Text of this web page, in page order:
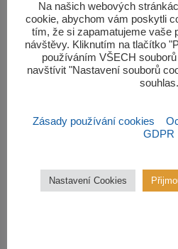
Zájmové kroužky
‎Na našich webových
cookie, abychom vám poskytli
tím, že si zapamatujeme vaše
návštěvy. Kliknutím na tlačítko
používáním VŠECH
navštívit "Nastavení souborů
souhlas.‎
Zásady používání cookies
GDPR
Nastavení Cookies